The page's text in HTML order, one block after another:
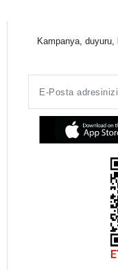
Kampanya, duyuru,